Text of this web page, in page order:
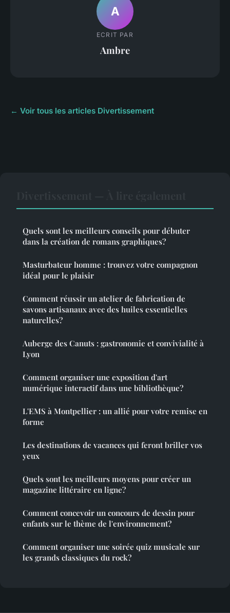
A
ECRIT PAR
Ambre
← Voir tous les articles Divertissement
Quels sont les meilleurs conseils pour débuter
dans la création de romans graphiques?
Masturbateur homme : trouvez votre compagnon
idéal pour le plaisir
Comment réussir un atelier de fabrication de
savons artisanaux avec des huiles essentielles
naturelles?
Auberge des Canuts : gastronomie et convivialité à
Lyon
Comment organiser une exposition d'art
numérique interactif dans une bibliothèque?
L'EMS à Montpellier : un allié pour votre remise en
forme
Les destinations de vacances qui feront briller vos
yeux
Quels sont les meilleurs moyens pour créer un
magazine littéraire en ligne?
Comment concevoir un concours de dessin pour
enfants sur le thème de l'environnement?
Comment organiser une soirée quiz musicale sur
les grands classiques du rock?